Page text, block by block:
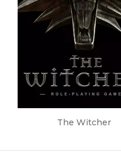
The Witcher